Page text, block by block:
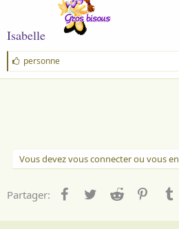
Isabelle
J
'
a
personne
Vous devez vous connecter ou vous
Partager: Facebook
TwitterReddit